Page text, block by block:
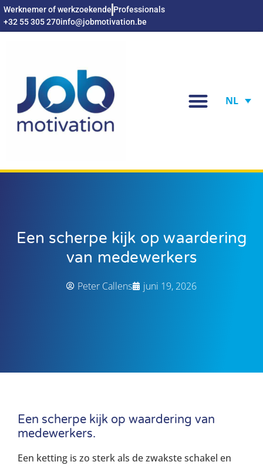
Werknemer of werkzoekende Professionals
+32 55 305 270info@jobmotivation.be
NL
Een scherpe kijk op waardering
van medewerkers
Peter Callens juni 19, 2026
Een scherpe kijk op waardering van
medewerkers.
Een ketting is zo sterk als de zwakste schakel en